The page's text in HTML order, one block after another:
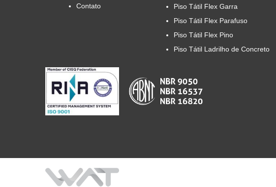
Contato
Piso Tátil Flex Garra
Piso Tátil Flex Parafuso
Piso Tátil Flex Pino
Piso Tátil Ladrilho de Concreto